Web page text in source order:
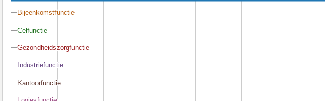
Bijeenkomstfunctie
Bijeenkomstfunctie
Celfunctie
Celfunctie
Gezondheidszorgfunctie
Gezondheidszorgfunctie
Industriefunctie
Industriefunctie
Kantoorfunctie
Kantoorfunctie